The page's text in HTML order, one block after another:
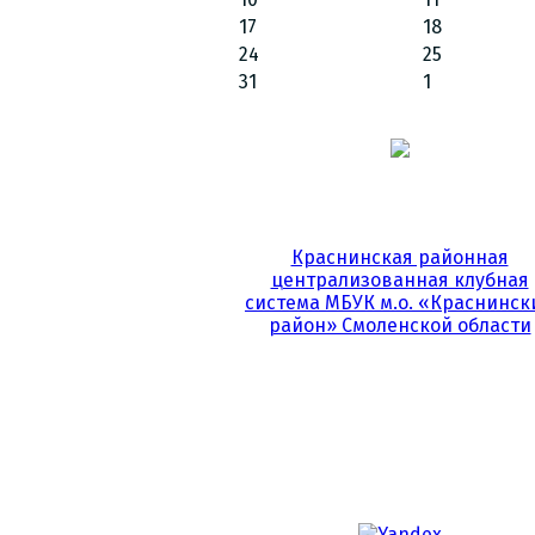
17
18
24
25
31
1
Краснинская районная
централизованная клубная
система МБУК м.о.
район» Смоленской области